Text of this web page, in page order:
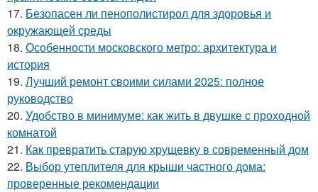
17. Безопасен ли пенополистирол для здоровья и
окружающей среды
18. Особенности московского метро: архитектура и
история
19. Лучший ремонт своими силами 2025: полное
руководство
20. Удобство в минимуме: как жить в двушке с проходной
комнатой
21. Как превратить старую хрущевку в современный дом
22. Выбор утеплителя для крыши частного дома:
проверенные рекомендации